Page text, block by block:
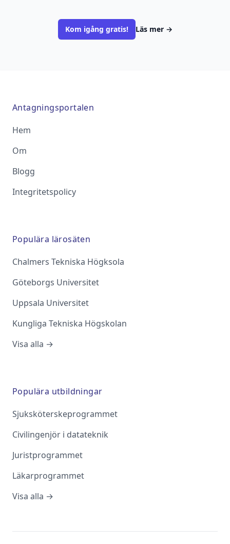
Kom igång gratis! Läs mer →
Antagningsportalen
Hem
Om
Blogg
Integritetspolicy
Populära lärosäten
Chalmers Tekniska Högksola
Göteborgs Universitet
Uppsala Universitet
Kungliga Tekniska Högskolan
Visa alla →
Populära utbildningar
Sjuksköterskeprogrammet
Civilingenjör i datateknik
Juristprogrammet
Läkarprogrammet
Visa alla →